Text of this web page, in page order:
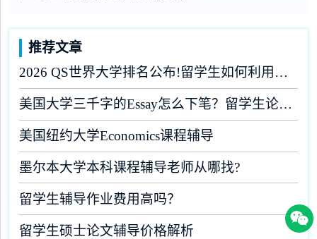
推荐文章
2026 QS世界大学排名公布!留学生如何利用榜单做好学业规划?
美国大学三千字的Essay怎么下笔？留学生论文辅导
美国纽约大学Economics课程辅导
墨尔本大学本科课程辅导老师从哪找?
留学生辅导作业费用高吗？
留学生硕士论文辅导价格解析